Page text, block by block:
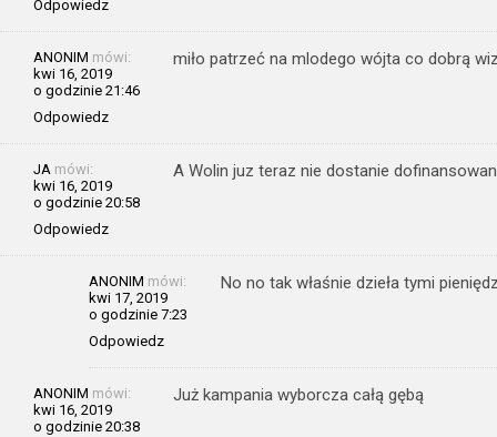
Odpowiedz
ANONIM mówi:
kwi 16, 2019
o godzinie 21:46
Odpowiedz
miło patrzeć na mlodego wójta co dobrą
JA mówi:
kwi 16, 2019
o godzinie 20:58
Odpowiedz
A Wolin juz teraz nie dostanie
ANONIM mówi:
kwi 17, 2019
o godzinie 7:23
Odpowiedz
No no tak właśnie dzieła tymi
ANONIM mówi:
kwi 16, 2019
o godzinie 20:38
Już kampania wyborcza całą gębą